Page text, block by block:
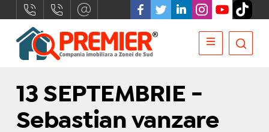
13 SEPTEMBRIE -
Sebastian vanzare